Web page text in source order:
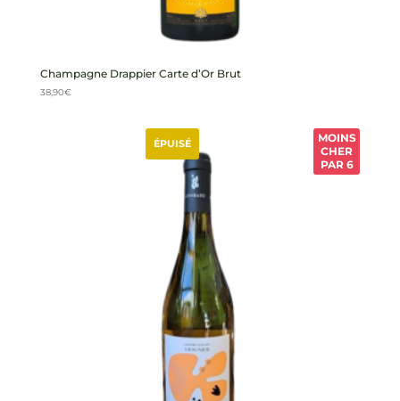
Champagne Drappier Carte d’Or Brut
38,90€
MOINS
CHER
PAR 6
ÉPUISÉ